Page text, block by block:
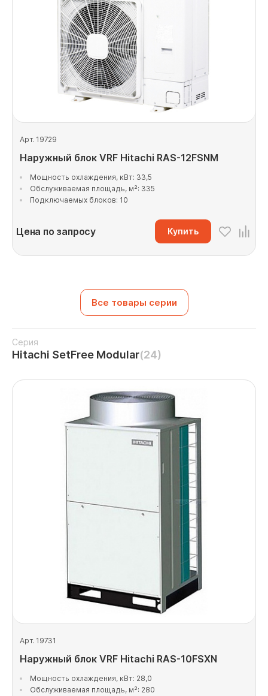
Арт. 19729
Наружный блок VRF Hitachi RAS-12FSNM
Мощность охлаждения, кВт: 33,5
Обслуживаемая площадь, м²: 335
Подключаемых блоков: 10
Цена по запросу Купить
Все товары серии
Серия
Hitachi SetFree Modular(24)
Арт. 19731
Наружный блок VRF Hitachi RAS-10FSXN
Мощность охлаждения, кВт: 28,0
Обслуживаемая площадь, м²: 280